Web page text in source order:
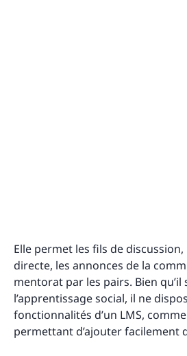
Elle permet les fils de
directe, les annonces de la
mentorat par les pairs. Bien
l’apprentissage social, il ne
fonctionnalités d’un LMS,
permettant d’ajouter facilement